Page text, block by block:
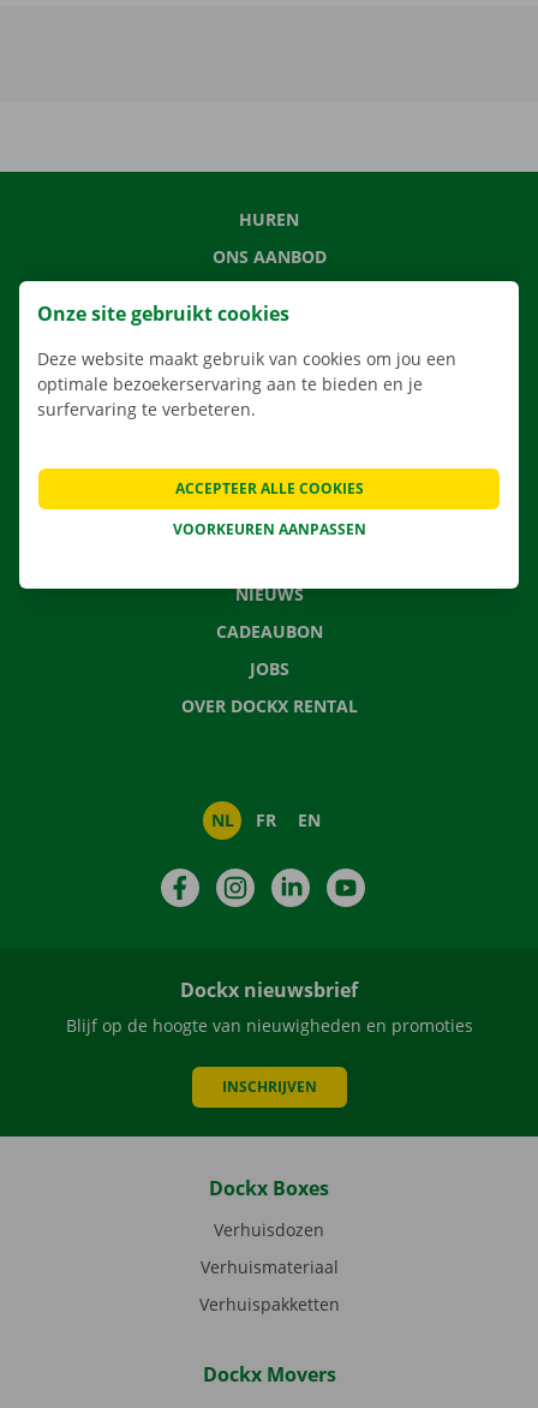
HUREN
ONS AANBOD
APP
VERHUISOPLOSSINGEN
CONTACTEER ONS
NIEUWS
CADEAUBON
JOBS
OVER DOCKX RENTAL
NL FR EN
FacebookInstagramLinkedIn
Dockx nieuwsbrief
Blijf op de hoogte van nieuwigheden en promoties
INSCHRIJVEN
Dockx Boxes
Verhuisdozen
Verhuismateriaal
Verhuispakketten
Dockx Movers
Onze site gebruikt cookies
Deze website maakt gebruik van cookies om jou een
optimale bezoekerservaring aan te bieden en je
surfervaring te verbeteren.
VOORKEUREN AANPASSEN
ACCEPTEER ALLE COOKIES